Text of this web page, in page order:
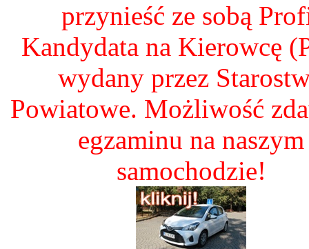
przynieść ze sobą
Kandydata na Kierowcę
wydany przez
Powiatowe. Możliwość
egzaminu na naszym
samochodzie!